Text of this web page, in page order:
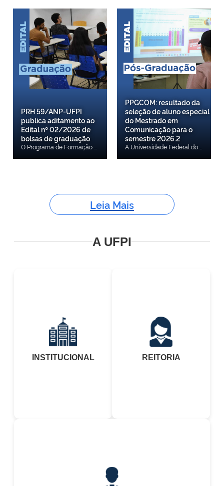
PRH 59/ANP-UFPI
publica aditamento ao
Edital nº 02/2026 de
bolsas de graduação
PPGCOM: resultado da
seleção de aluno especial
do Mestrado em
Comunicação para o
semestre 2026.2
Leia Mais
A UFPI
INSTITUCIONAL REITORIA